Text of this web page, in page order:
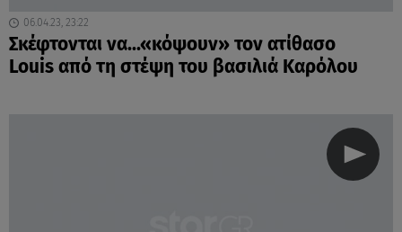
06.04.23, 23:22
Σκέφτονται να...«κόψουν» τον ατίθασο
Louis από τη στέψη του βασιλιά Καρόλου